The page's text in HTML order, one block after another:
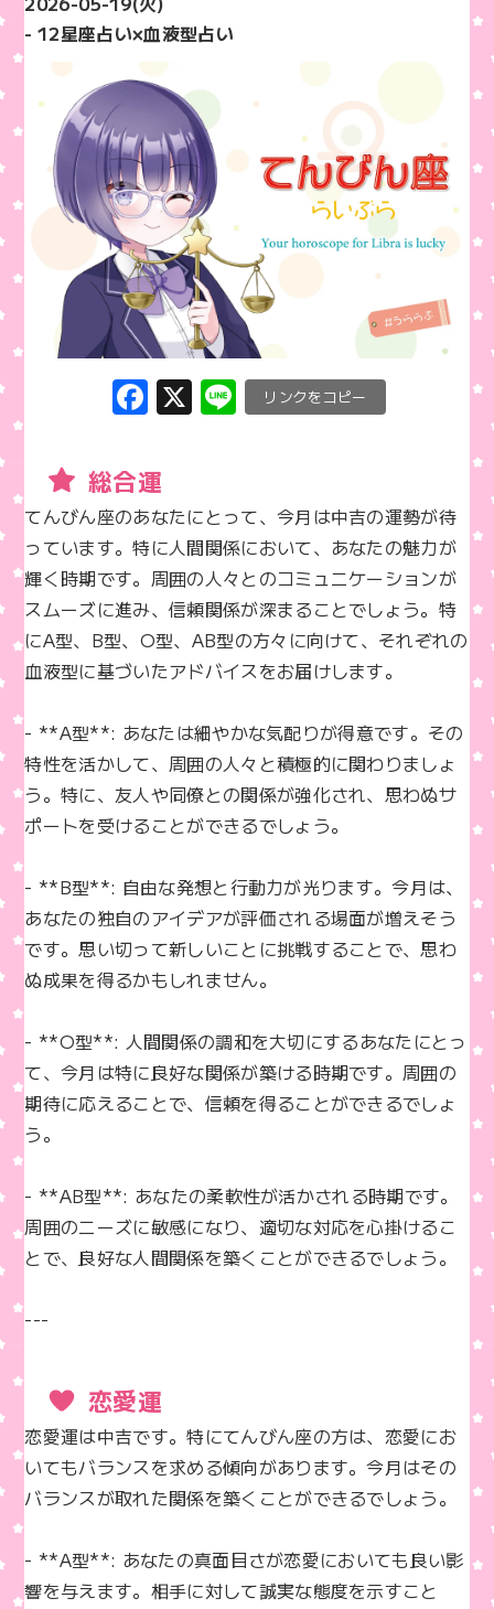
- 12星座占い×血液型占い
F
a
c
e
b
o
o
k
X Li
n
C
o
y
Li
n
k
総合運
てんびん座のあなたにとって、今月は中吉の運勢が待
っています。特に人間関係において、あなたの魅力が
輝く時期です。周囲の人々とのコミュニケーションが
スムーズに進み、信頼関係が深まることでしょう。特
にA型、B型、O型、AB型の方々に向けて、それぞれの
血液型に基づいたアドバイスをお届けします。
- **A型**: あなたは細やかな気配りが得意です。その
特性を活かして、周囲の人々と積極的に関わりましょ
う。特に、友人や同僚との関係が強化され、思わぬサ
ポートを受けることができるでしょう。
- **B型**: 自由な発想と行動力が光ります。今月は、
あなたの独自のアイデアが評価される場面が増えそう
です。思い切って新しいことに挑戦することで、思わ
ぬ成果を得るかもしれません。
- **O型**: 人間関係の調和を大切にするあなたにとっ
て、今月は特に良好な関係が築ける時期です。周囲の
期待に応えることで、信頼を得ることができるでしょ
う。
- **AB型**: あなたの柔軟性が活かされる時期です。
周囲のニーズに敏感になり、適切な対応を心掛けるこ
とで、良好な人間関係を築くことができるでしょう。
---
恋愛運
恋愛運は中吉です。特にてんびん座の方は、恋愛にお
いてもバランスを求める傾向があります。今月はその
バランスが取れた関係を築くことができるでしょう。
- **A型**: あなたの真面目さが恋愛においても良い影
響を与えます。相手に対して誠実な態度を示すこと